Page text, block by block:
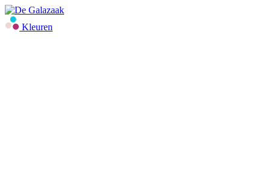
Kleuren